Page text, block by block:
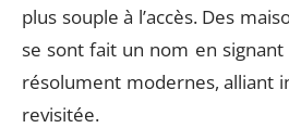
plus souple à l’accès. Des
se sont fait un nom en signant
résolument modernes, alliant
revisitée.